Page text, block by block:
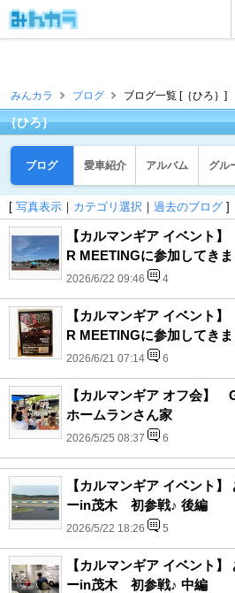
みんカラ ブログ ブログ一覧 [｛ひろ｝]
｛ひろ｝
ブログ 愛車紹介 アルバム グル
[ 写真表示 ｜ カテゴリ選択 ｜ 過去のブログ ]
【カルマンギア イベント
R MEETINGに参加してきま
2026/6/22 09:46 4
【カルマンギア イベント
R MEETINGに参加してきま
2026/6/21 07:14 6
【カルマンギア オフ会】
ホームランさん家
2026/5/25 08:37 6
【カルマンギア イベント】
ーin茂木 初参戦♪ 後編
2026/5/22 18:26 5
【カルマンギア イベント】
ーin茂木 初参戦♪ 中編